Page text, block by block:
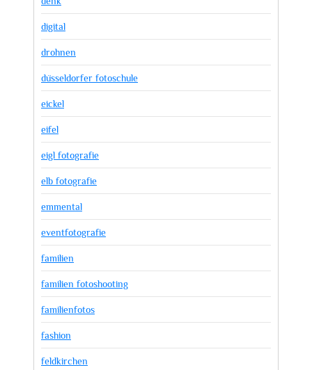
digital
drohnen
düsseldorfer fotoschule
eickel
eifel
eigl fotografie
elb fotografie
emmental
eventfotografie
familien
familien fotoshooting
familienfotos
fashion
feldkirchen